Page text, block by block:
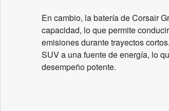
En cambio, la batería de Corsair
capacidad, lo que permite
emisiones durante trayectos
SUV a una fuente de energía, lo
desempeño potente.